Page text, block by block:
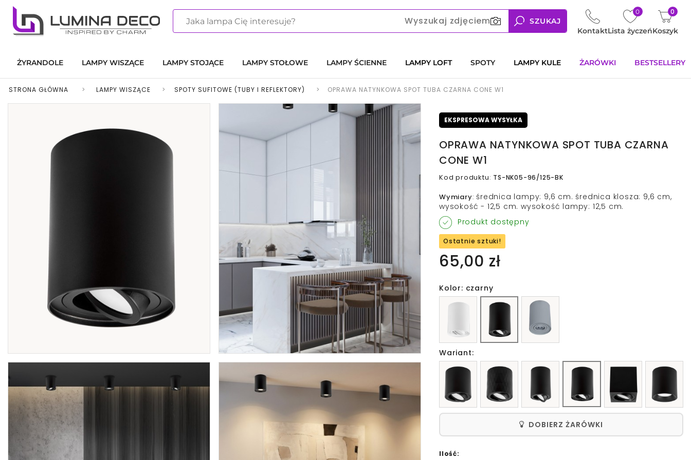
Wyszukaj zdjęciem SZUKAJ
0
Koszyk
0
Lista życzeń
Kontakt
ŻYRANDOLE LAMPY WISZĄCE LAMPY STOJĄCE LAMPY STOŁOWE LAMPY ŚCIENNE LAMPY LOFT SPOTY LAMPY KULE ŻARÓWKI BESTSELLERY
STRONA GŁÓWNA > LAMPY WISZĄCE > SPOTY SUFITOWE (TUBY I REFLEKTORY) > OPRAWA NATYNKOWA SPOT TUBA CZARNA CONE W1
EKSPRESOWA WYSYŁKA
OPRAWA NATYNKOWA SPOT TUBA CZARNA
CONE W1
Kod produktu: TS-NK05-96/125-BK
Wymiary: średnica lampy: 9,6 cm. średnica klosza: 9,6 cm,
wysokość - 12,5 cm. wysokość lampy: 12,5 cm.
Produkt dostępny
Ostatnie sztuki!
65,00 zł
Kolor: czarny
Wariant:
DOBIERZ ŻARÓWKI
Ilość: